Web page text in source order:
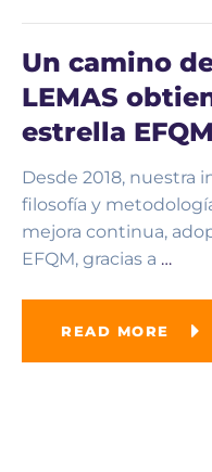
Un camino
LEMAS
estrella EFQM
Desde 2018, nuestra
filosofía y
mejora continua,
EFQM, gracias a …
READ MORE